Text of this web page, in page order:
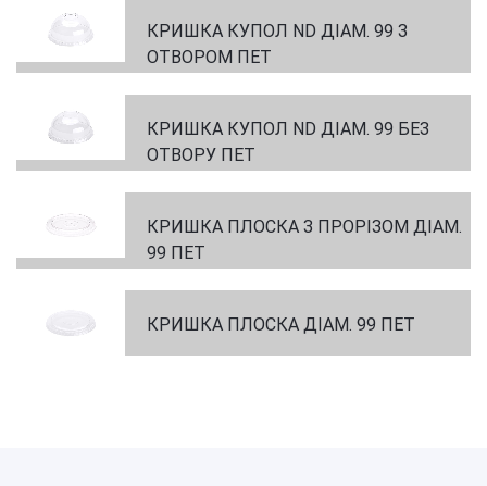
КРИШКА КУПОЛ ND ДІАМ. 99 З
ОТВОРОМ ПЕТ
КРИШКА КУПОЛ ND ДІАМ. 99 БЕЗ
ОТВОРУ ПЕТ
КРИШКА ПЛОСКА З ПРОРІЗОМ ДІАМ.
99 ПЕТ
КРИШКА ПЛОСКА ДІАМ. 99 ПЕТ